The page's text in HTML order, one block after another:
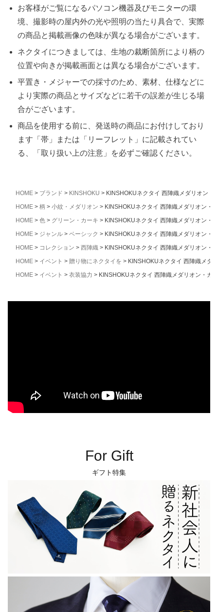
お客様がご覧になるパソコン機器及びモニターの環
境、撮影時の屋内外の光や照明の当たり具合で、実際
の商品と掲載画像の色味が異なる場合がございます。
ネクタイにつきましては、生地の裁断箇所により柄の
位置や向きが掲載画面とは異なる場合がございます。
平置き・メジャーでの採寸のため、素材、仕様などに
より実際の商品とサイズなどに若干の誤差が生じる場
合がございます。
商品を使用する前に、発送時の商品にお付けしており
ます「帯」または「リーフレット」に記載されてい
る、「取り扱い上の注意」を必ずご確認ください。
HOME ブランド KINSHOKU
KINSHOKUネクタイ 西陣織メダリオン・
HOME
柄 小紋・メダリオン
KINSHOKUネクタイ 西陣織メダリオン・
HOME
色 グリーン・カーキ
KINSHOKUネクタイ 西陣織メダリオン・
HOME
ジャンル ベーシック
KINSHOKUネクタイ 西陣織メダリオン・
HOME
コレクション 西陣織
KINSHOKUネクタイ 西陣織メダリオン・
HOME
イベント 贈り物にネクタイを
KINSHOKUネクタイ 西陣織メダ
HOME
イベント 衣装協力 KINSHOKUネクタイ 西陣織メダリオン・カ
For Gift
ギフト特集